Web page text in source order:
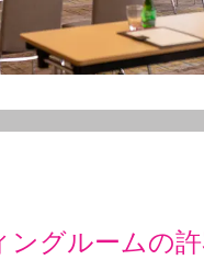
ングルームの